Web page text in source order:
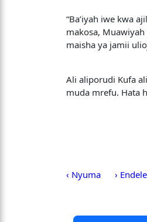
“Ba’iyah iwe kwa
makosa,
maisha ya jamii
Ali aliporudi Kufa
muda mrefu. Hata
‹ Nyuma ›